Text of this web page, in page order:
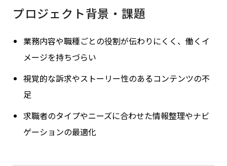
プロジェクト背景・課題
業務内容や職種ごとの役割が伝わりにくく、働くイ
メージを持ちづらい
視覚的な訴求やストーリー性のあるコンテンツの不
足
求職者のタイプやニーズに合わせた情報整理やナビ
ゲーションの最適化